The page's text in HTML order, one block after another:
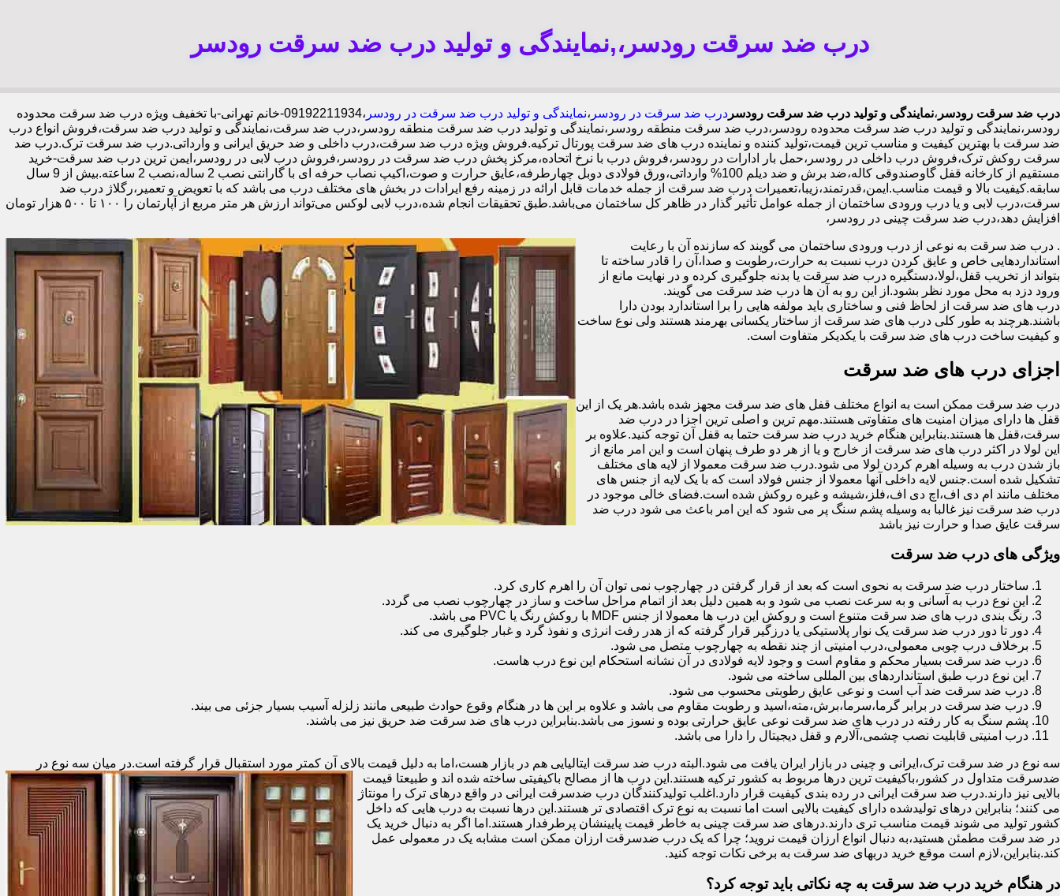
درب ضد سرقت رودسر،,نمایندگی و تولید درب ضد سرقت رودسر
درب ضد سرقت رودسر ،نمایندگی و تولید درب ضد سرقت رودسر درب ضد سرقت در رودسر ،نمایندگی و تولید درب ضد سرقت در رودسر
،09192211934-خانم تهرانی-با تخفیف ویژه درب ضد سرقت محدوده
رودسر،نمایندگی و تولید درب ضد سرقت محدوده رودسر،درب ضد سرقت منطقه رودسر،نمایندگی و تولید درب ضد سرقت منطقه رودسر،درب ضد سرقت،نمایندگی و تولید درب ضد سرقت،فروش انواع درب
ضد سرقت با بهترین کیفیت و مناسب ترین قیمت،تولید کننده و نماینده درب های ضد سرقت پورتال ترکیه.فروش ویژه درب ضد سرقت،درب داخلی و ضد حریق ایرانی و وارداتی.درب ضد سرقت ترک.درب ضد
سرقت روکش ترک،فروش درب داخلی در رودسر،حمل بار ادارات در رودسر،فروش درب با نرخ اتحاده،مرکز پخش درب ضد سرقت در رودسر،فروش درب لابی در رودسر،ایمن ترین درب ضد سرقت-خرید
مستقیم از کارخانه قفل گاوصندوقی کاله،ضد برش و ضد دیلم 100% وارداتی،ورق فولادی دوبل چهارطرفه،عایق حرارت و صوت،اکیپ نصاب حرفه ای با گارانتی نصب 2 ساله،نصب 2 ساعته.بیش از 9 سال
سابقه.کیفیت بالا و قیمت مناسب.ایمن،قدرتمند،زیبا،تعمیرات درب ضد سرقت از جمله خدمات قابل ارائه در زمینه رفع ایرادات در بخش های مختلف درب می باشد که با تعویض و تعمیر،رگلاژ درب ضد
سرقت،درب لابی و یا درب ورودی ساختمان از جمله عوامل تأثیر گذار در ظاهر کل ساختمان می‌باشد.طبق تحقیقات انجام شده،درب لابی لوکس می‌تواند ارزش هر متر مربع از آپارتمان را ۱۰۰ تا ۵۰۰ هزار تومان
افزایش دهد،درب ضد سرقت چینی در رودسر،
. درب ضد سرقت به نوعی از درب ورودی ساختمان می گویند که سازنده آن با رعایت
استانداردهایی خاص و عایق کردن درب نسبت به حرارت،رطوبت و صدا،آن را قادر ساخته تا
بتواند از تخریب قفل،لولا،دستگیره درب ضد سرقت یا بدنه جلوگیری کرده و در نهایت مانع از
ورود دزد به محل مورد نظر بشود.از این رو به آن ها درب ضد سرقت می گویند.
درب های ضد سرقت از لحاظ فنی و ساختاری باید مولفه هایی را برا استاندارد بودن دارا
باشند.هرچند به طور کلی درب های ضد سرقت از ساختار یکسانی بهرمند هستند ولی نوع ساخت
و کیفیت ساخت درب های ضد سرقت با یکدیکر متفاوت است.
اجزای درب های ضد سرقت
درب ضد سرقت ممکن است به انواع مختلف قفل های ضد سرقت مجهز شده باشد.هر یک از این
قفل ها دارای میزان امنیت های متفاوتی هستند.مهم ترین و اصلی ترین اجزا در درب ضد
سرقت،قفل ها هستند.بنابراین هنگام خرید درب ضد سرقت حتما به قفل آن توجه کنید.علاوه بر
این لولا در اکثر درب های ضد سرقت از خارج و یا از هر دو طرف پنهان است و این امر مانع از
باز شدن درب به وسیله اهرم کردن لولا می شود.درب ضد سرقت معمولا از لایه های مختلف
تشکیل شده است.جنس لایه داخلی آنها معمولا از جنس فولاد است که با یک لایه از جنس های
مختلف مانند ام دی اف،اچ دی اف،فلز،شیشه و غیره روکش شده است.فضای خالی موجود در
درب ضد سرقت نیز غالبا به وسیله پشم سنگ پر می شود که این امر باعث می شود درب ضد
سرقت عایق صدا و حرارت نیز باشد
ویژگی های درب ضد سرقت
ساختار درب ضد سرقت به نحوی است که بعد از قرار گرفتن در چهارچوب نمی توان آن را اهرم کاری کرد.
این نوع درب به آسانی و به سرعت نصب می شود و به همین دلیل بعد از اتمام مراحل ساخت و ساز در چهارچوب نصب می گردد.
رنگ بندی درب های ضد سرقت متنوع است و روکش این درب ها معمولا از جنس MDF با روکش رنگ یا PVC می باشد.
دور تا دور درب ضد سرقت یک نوار پلاستیکی یا درزگیر قرار گرفته که از هدر رفت انرژی و نفوذ گرد و غبار جلوگیری می کند.
برخلاف درب چوبی معمولی،درب امنیتی از چند نقطه به چهارچوب متصل می شود.
درب ضد سرقت بسیار محکم و مقاوم است و وجود لایه فولادی در آن نشانه استحکام این نوع درب هاست.
این نوع درب طبق استانداردهای بین المللی ساخته می شود.
درب ضد سرقت ضد آب است و نوعی عایق رطوبتی محسوب می شود.
درب ضد سرقت در برابر گرما،سرما،برش،مته،اسید و رطوبت مقاوم می باشد و علاوه بر این ها در هنگام وقوع حوادث طبیعی مانند زلزله آسیب بسیار جزئی می بیند.
پشم سنگ به کار رفته در درب های ضد سرقت نوعی عایق حرارتی بوده و نسوز می باشد.بنابراین درب های ضد سرقت ضد حریق نیز می باشند.
درب امنیتی قابلیت نصب چشمی،آلارم و قفل دیجیتال را دارا می باشد.
سه نوع در ضد سرقت ترک،ایرانی و چینی در بازار ایران یافت می شود.البته درب ضد سرقت ایتالیایی هم در بازار هست،اما به دلیل قیمت بالای آن کمتر مورد استقبال قرار گرفته است.در میان سه نوع در
ضدسرقت متداول در کشور،باکیفیت ترین درها مربوط به کشور ترکیه هستند.این درب ها از مصالح باکیفیتی ساخته شده اند و طبیعتا قیمت
بالایی نیز دارند.درب ضد سرقت ایرانی در رده بندی کیفیت قرار دارد.اغلب تولیدکنندگان درب ضدسرقت ایرانی در واقع درهای ترک را مونتاژ
می کنند؛ بنابراین درهای تولیدشده دارای کیفیت بالایی است اما نسبت به نوع ترک اقتصادی تر هستند.این درها نسبت به درب هایی که داخل
کشور تولید می شوند قیمت مناسب تری دارند.درهای ضد سرقت چینی به خاطر قیمت پایینشان پرطرفدار هستند.اما اگر به دنبال خرید یک
در ضد سرقت مطمئن هستید،به دنبال انواع ارزان قیمت نروید؛ چرا که یک درب ضدسرقت ارزان ممکن است مشابه یک در معمولی عمل
کند.بنابراین،لازم است موقع خرید دربهای ضد سرقت به برخی نکات توجه کنید.
در هنگام خرید درب ضد سرقت به چه نکاتی باید توجه کرد؟